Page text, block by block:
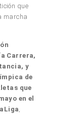
que
marcha
Carrera,
y
de
que
en el